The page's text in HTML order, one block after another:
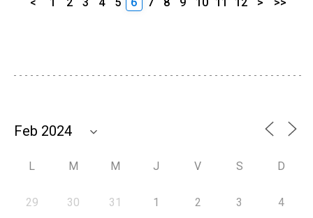
L M M J V S D
29 30 31 1 2 3 4